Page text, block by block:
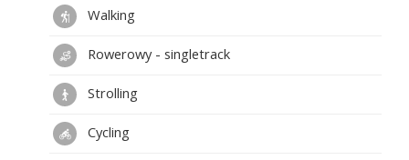
Walking
Rowerowy - singletrack
Strolling
Cycling